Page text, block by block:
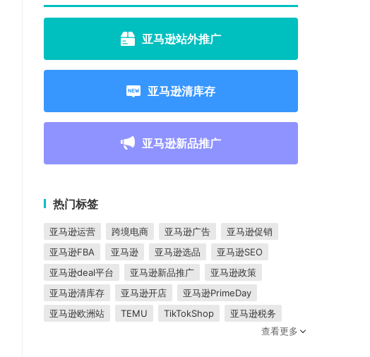
亚马逊站外推广
亚马逊清库存
亚马逊新品推广
热门标签
亚马逊运营 跨境电商 亚马逊广告
亚马逊促销
亚马逊FBA
亚马逊 亚马逊选品
亚马逊SEO
亚马逊deal平台
亚马逊新品推广
亚马逊政策
亚马逊清库存
亚马逊开店
亚马逊PrimeDay
亚马逊欧洲站
TEMU TikTokShop
亚马逊税务
东南亚市场
查看更多